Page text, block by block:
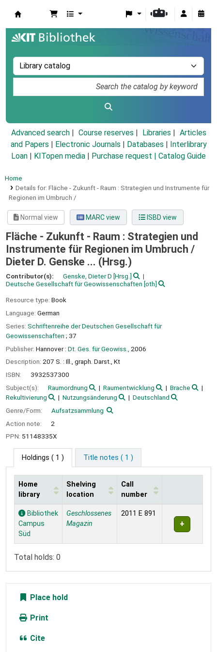
Advanced search Course reserves Libraries
Articles
and Papers
Electronic Journals Databases
Interlibrary
Loan
KITopen media Purchase request | Catalog Guide
Home
Details for: Fläche - Zukunft - Raum : Strategien und Instrumente für
Regionen im Umbruch /
Normal view MARC view ISBD view
Fläche - Zukunft - Raum : Strategien und
Instrumente für Regionen im Umbruch /
Dieter D. Genske ... (Hrsg.)
Contributor(s): Genske, Dieter D [Hrsg.]
Deutsche Gesellschaft für Geowissenschaften [oth]
Resource type: Book
Language: German
Series: Schriftenreihe der Deutschen Gesellschaft für
Geowissenschaften ; 37
Publisher: Hannover : Dt. Ges. für Geowiss.,
2006
Description: 207 S. : Ill., graph. Darst., Kt
ISBN:
3932537300
Subject(s):
Raumordnung Raumentwicklung
Brache
Rekultivierung
Nutzungsänderung
Deutschland
Genre/Form:
Aufsatzsammlung
Action note:
2
PPN: 51148335X
Holdings ( 1 ) Title notes ( 1 )
Holdings
Home
library
Shelving
location
Call
number
Bibliothek
Campus
Süd
Geschlossenes
Magazin
2011 E 891
Total holds: 0
Place hold
Print
Cite